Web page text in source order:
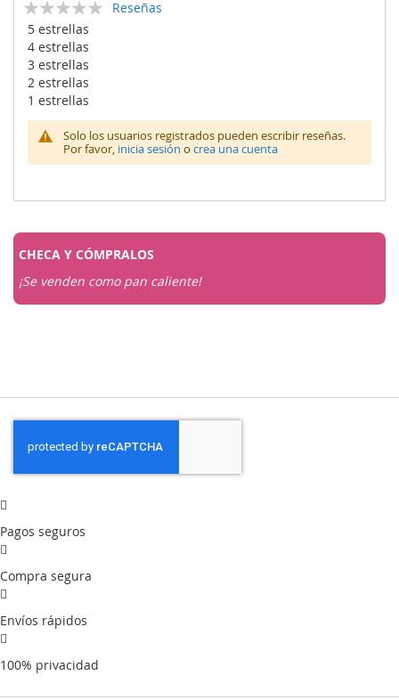
% of100
Reseñas
5 estrellas
4 estrellas
3 estrellas
2 estrellas
1 estrellas
Solo los usuarios registrados pueden escribir reseñas.
Por favor, inicia sesión o crea una cuenta
CHECA Y CÓMPRALOS
¡Se venden como pan caliente!
Pagos seguros
Compra segura
Envíos rápidos
100% privacidad